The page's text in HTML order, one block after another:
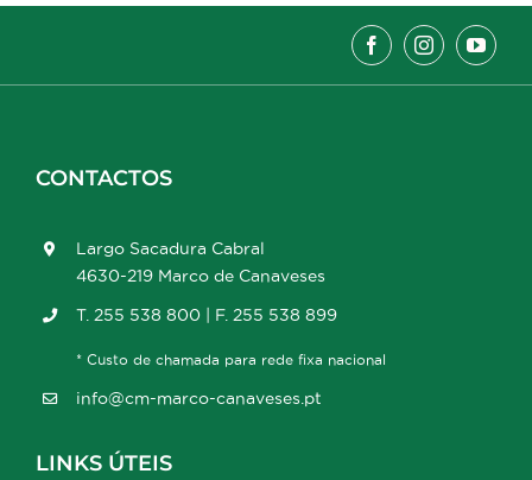
CONTACTOS
Largo Sacadura Cabral
4630-219 Marco de Canaveses
T. 255 538 800 | F. 255 538 899
* Custo de chamada para rede fixa nacional
info@cm-marco-canaveses.pt
LINKS ÚTEIS